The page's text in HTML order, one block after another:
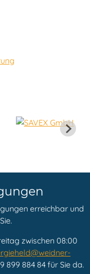
erreichbar und
zwischen 08:00
899 884 84 für Sie da.